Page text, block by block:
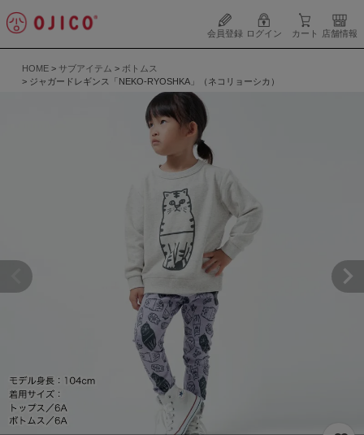
会員登録 ログイン カート 店舗情報
HOME サブアイテム
ボトムス
ジャガードレギンス「NEKO-RYOSHKA」（ネコリョーシカ）